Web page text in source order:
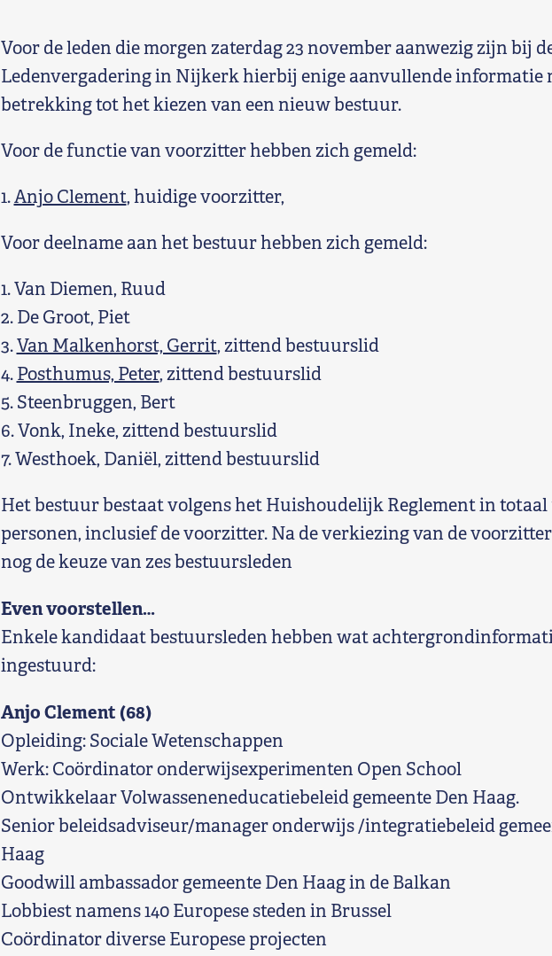
Voor de leden die morgen zaterdag 23 november aanwezig zijn bij
Ledenvergadering in Nijkerk hierbij enige aanvullende informatie
betrekking tot het kiezen van een nieuw bestuur.
Voor de functie van voorzitter hebben zich gemeld:
1.Anjo Clement, huidige voorzitter,
Voor deelname aan het bestuur hebben zich gemeld:
1. Van Diemen, Ruud
2. De Groot, Piet
3.Van Malkenhorst, Gerrit, zittend bestuurslid
4. Posthumus, Peter, zittend bestuurslid
5. Steenbruggen, Bert
6. Vonk, Ineke, zittend bestuurslid
7. Westhoek, Daniël, zittend bestuurslid
Het bestuur bestaat volgens het Huishoudelijk Reglement in
personen, inclusief de voorzitter. Na de verkiezing van de
nog de keuze van zes bestuursleden
Even voorstellen…
Enkele kandidaat bestuursleden hebben wat
ingestuurd:
Anjo Clement (68)
Opleiding: Sociale Wetenschappen
Werk: Coördinator onderwijsexperimenten Open School
Ontwikkelaar Volwasseneneducatiebeleid gemeente Den Haag.
Senior beleidsadviseur/manager onderwijs /integratiebeleid
Haag
Goodwill ambassador gemeente Den Haag in de Balkan
Lobbiest namens 140 Europese steden in Brussel
Coördinator diverse Europese projecten